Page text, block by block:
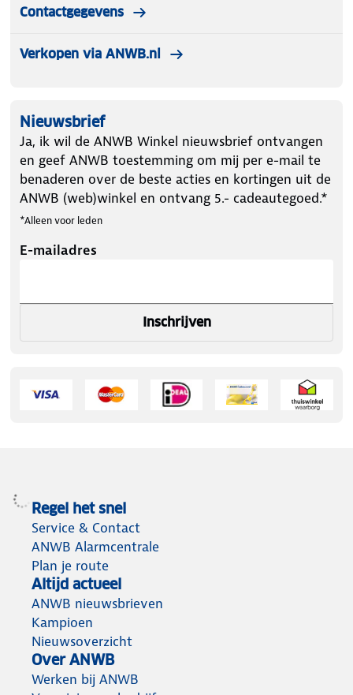
Contactgegevens
Verkopen via ANWB.nl
Nieuwsbrief
Ja, ik wil de ANWB Winkel nieuwsbrief ontvangen
en geef ANWB toestemming om mij per e-mail te
benaderen over de beste acties en kortingen uit de
ANWB (web)winkel en ontvang 5.- cadeautegoed.*
*Alleen voor leden
E-mailadres
Inschrijven
Regel het snel
Service & Contact
ANWB Alarmcentrale
Plan je route
Altijd actueel
ANWB nieuwsbrieven
Kampioen
Nieuwsoverzicht
Over ANWB
Werken bij ANWB